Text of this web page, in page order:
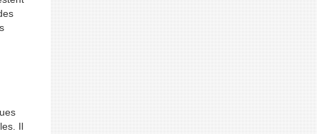
Il